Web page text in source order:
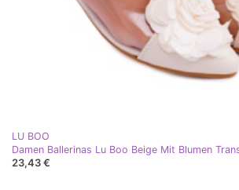
LU BOO
Damen Ballerinas Lu Boo Beige Mit Blumen
23,43 €